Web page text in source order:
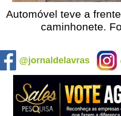
Automóvel teve a
caminhonete.
@jornaldelavras